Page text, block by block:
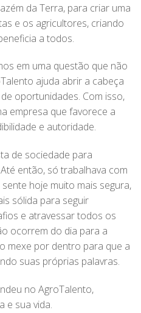
da Terra, para criar uma
e os agricultores, criando
a todos.
em uma questão que não
ajuda abrir a cabeça
oportunidades. Com isso,
empresa que favorece a
e autoridade.
de sociedade para
então, só trabalhava com
hoje muito mais segura,
sólida para seguir
e atravessar todos os
ocorrem do dia para a
mexe por dentro para que a
suas próprias palavras.
no AgroTalento,
e sua vida.